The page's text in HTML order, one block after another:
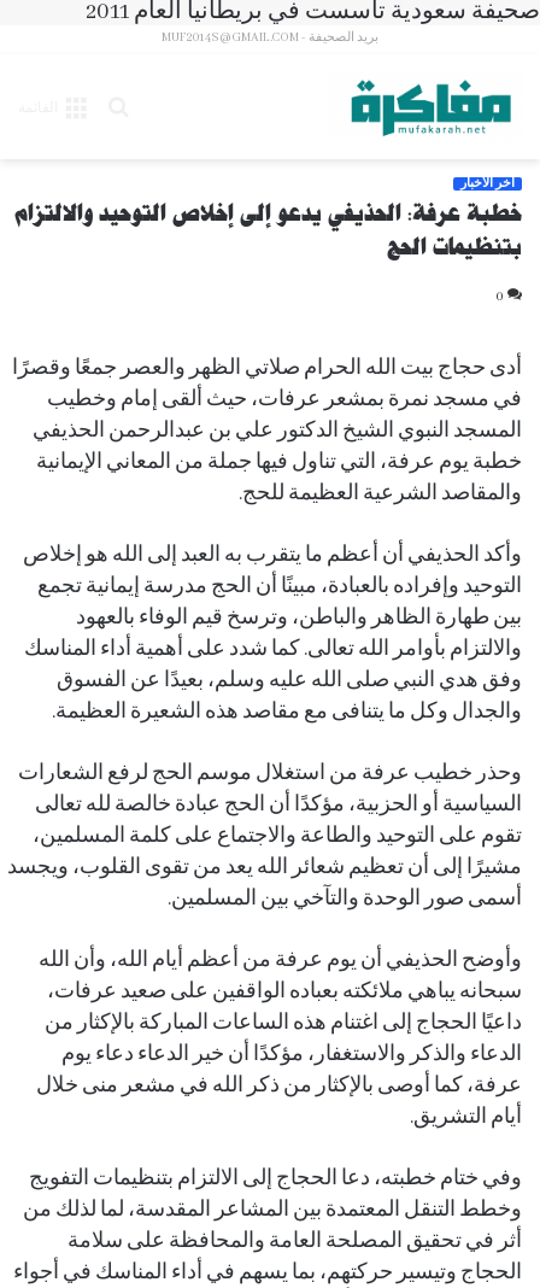
صحيفة سعودية تأسست في بريطانيا العام 2011
بريد الصحيفة - MUF2014S@GMAIL.COM
آخر الأخبار
خطبة عرفة: الحذيفي يدعو إلى إخلاص التوحيد والالتزام
بتنظيمات الحج
0
أدى حجاج بيت الله الحرام صلاتي الظهر والعصر جمعًا وقصرًا
في مسجد نمرة بمشعر عرفات، حيث ألقى إمام وخطيب
المسجد النبوي الشيخ الدكتور علي بن عبدالرحمن الحذيفي
خطبة يوم عرفة، التي تناول فيها جملة من المعاني الإيمانية
والمقاصد الشرعية العظيمة للحج.
وأكد الحذيفي أن أعظم ما يتقرب به العبد إلى الله هو إخلاص
التوحيد وإفراده بالعبادة، مبينًا أن الحج مدرسة إيمانية تجمع
بين طهارة الظاهر والباطن، وترسخ قيم الوفاء بالعهود
والالتزام بأوامر الله تعالى. كما شدد على أهمية أداء المناسك
وفق هدي النبي صلى الله عليه وسلم، بعيدًا عن الفسوق
والجدال وكل ما يتنافى مع مقاصد هذه الشعيرة العظيمة.
وحذر خطيب عرفة من استغلال موسم الحج لرفع الشعارات
السياسية أو الحزبية، مؤكدًا أن الحج عبادة خالصة لله تعالى
تقوم على التوحيد والطاعة والاجتماع على كلمة المسلمين،
مشيرًا إلى أن تعظيم شعائر الله يعد من تقوى القلوب، ويجسد
أسمى صور الوحدة والتآخي بين المسلمين.
وأوضح الحذيفي أن يوم عرفة من أعظم أيام الله، وأن الله
سبحانه يباهي ملائكته بعباده الواقفين على صعيد عرفات،
داعيًا الحجاج إلى اغتنام هذه الساعات المباركة بالإكثار من
الدعاء والذكر والاستغفار، مؤكدًا أن خير الدعاء دعاء يوم
عرفة، كما أوصى بالإكثار من ذكر الله في مشعر منى خلال
أيام التشريق.
وفي ختام خطبته، دعا الحجاج إلى الالتزام بتنظيمات التفويج
وخطط التنقل المعتمدة بين المشاعر المقدسة، لما لذلك من
أثر في تحقيق المصلحة العامة والمحافظة على سلامة
الحجاج وتيسير حركتهم، بما يسهم في أداء المناسك في أجواء